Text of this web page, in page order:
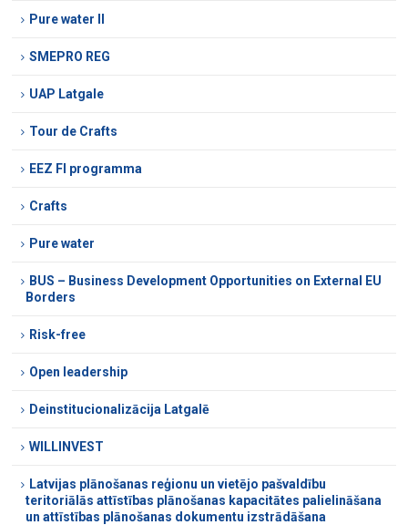
Pure water II
SMEPRO REG
UAP Latgale
Tour de Crafts
EEZ FI programma
Crafts
Pure water
BUS – Business Development Opportunities on External EU
Borders
Risk-free
Open leadership
Deinstitucionalizācija Latgalē
WILLINVEST
Latvijas plānošanas reģionu un vietējo pašvaldību
teritoriālās attīstības plānošanas kapacitātes palielināšana
un attīstības plānošanas dokumentu izstrādāšana